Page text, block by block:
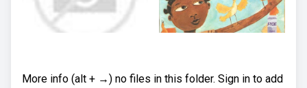
More info (alt + →) no files in this folder. Sign in to add